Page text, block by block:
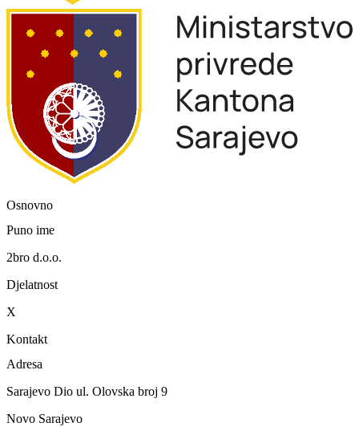
Osnovno
Puno ime
2bro d.o.o.
Djelatnost
X
Kontakt
Adresa
Sarajevo Dio ul. Olovska broj 9
Novo Sarajevo